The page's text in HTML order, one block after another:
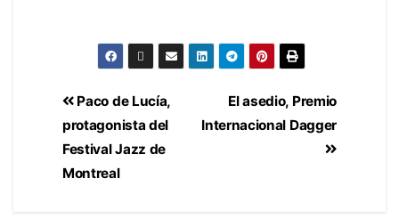
El asedio, Premio
Internacional Dagger
Paco de Lucía,
protagonista del
Festival Jazz de
Montreal